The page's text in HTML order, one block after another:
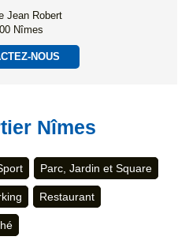
Jean Robert
Nîmes
NOUS
Nîmes
Parc, Jardin et Square
Restaurant